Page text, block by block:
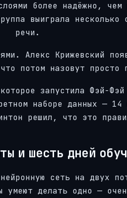
более надёжно,
выиграла несколько
речи.
Алекс Крижевский
потом назовут просто
запустила Фэй-
наборе данных —
решил, что это
и шесть дней
сеть на двух
делать одно —